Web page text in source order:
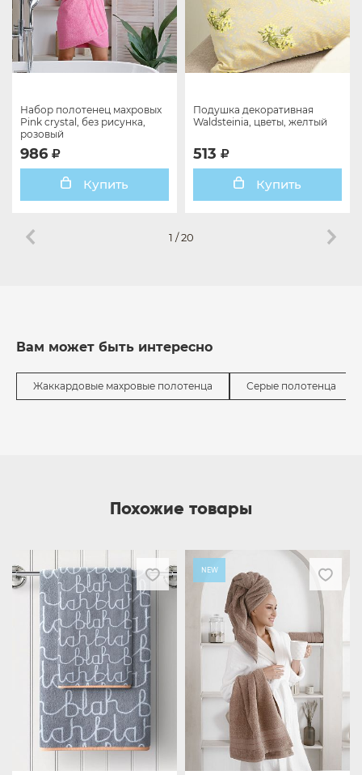
Набор полотенец махровых
Pink crystal, без рисунка,
розовый
986
Купить
Подушка декоративная
Waldsteinia, цветы, желтый
513
Купить
1 /20
Вам может быть интересно
Жаккардовые махровые полотенца Серые полотенца
Похожие товары
NEW